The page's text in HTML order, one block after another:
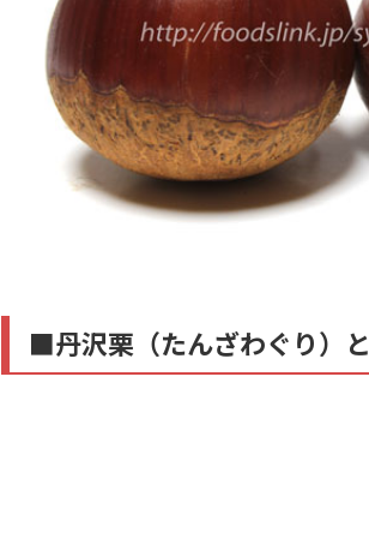
■丹沢栗（たんざわぐり）